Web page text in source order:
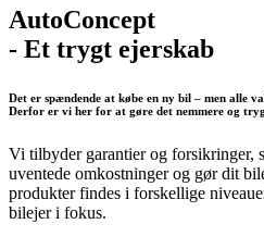
AutoConcept
- Et trygt ejerskab
Det er spændende at købe en ny bil – men alle
Derfor er vi her for at gøre det nemmere og
Vi tilbyder garantier og forsikringer,
uventede omkostninger og gør dit
produkter findes i forskellige
bilejer i fokus.